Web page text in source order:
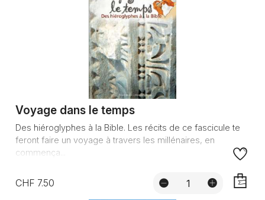
Voyage dans le temps
Des hiéroglyphes à la Bible. Les récits de ce fascicule te
feront faire un voyage à travers les millénaires, en
commença...
CHF 7.50